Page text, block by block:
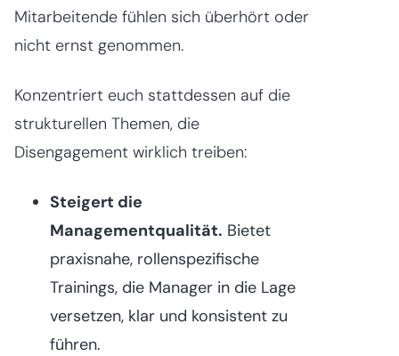
Mitarbeitende fühlen sich überhört oder
nicht ernst genommen.
Konzentriert euch stattdessen auf die
strukturellen Themen, die
Disengagement wirklich treiben:
Steigert die
Managementqualität. Bietet
praxisnahe, rollenspezifische
Trainings, die Manager in die Lage
versetzen, klar und konsistent zu
führen.